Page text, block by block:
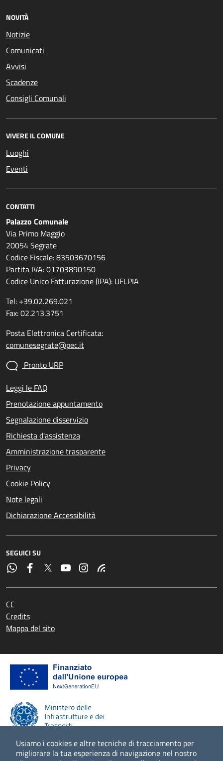
Usiamo i cookies e altre tecniche di tracciamento per
migliorare la tua esperienza di navigazione nel nostro
NOVITÀ
Notizie
Comunicati
Avvisi
Scadenze
Consigli Comunali
VIVERE IL COMUNE
Luoghi
Eventi
CONTATTI
Palazzo Comunale
Via Primo Maggio
20054 Segrate
Codice Fiscale: 83503670156
Partita IVA: 01703890150
Codice Unico Fatturazione (IPA): UFLPIA
Tel: +39.02.269.021
Fax: 02.213.3751
Posta Elettronica Certificata:
comunesegrate@pec.it
Pronto URP
Leggi le FAQ
Prenotazione appuntamento
Segnalazione disservizio
Richiesta d'assistenza
Amministrazione trasparente
Privacy
Cookie Policy
Note legali
Dichiarazione Accessibilità
SEGUICI SU
CC
Credits
Mappa del sito